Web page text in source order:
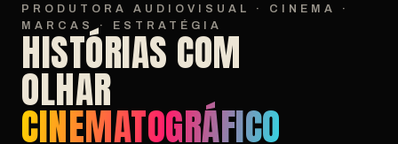
PRODUTORA AUDIOVISUAL · CINEMA ·
MARCAS · ESTRATÉGIA
HISTÓRIAS COM
OLHAR
CINEMATOGRÁFICO